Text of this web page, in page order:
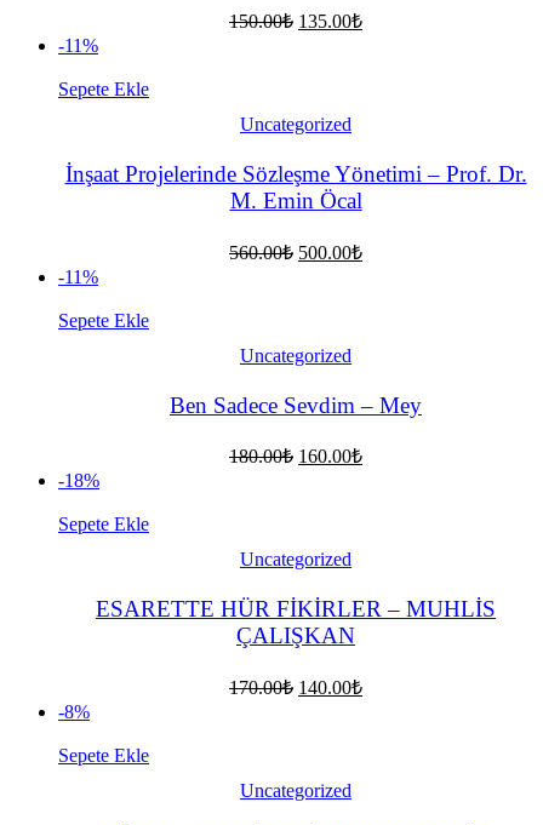
150.00₺ Orijinal
135.00₺Şu
-11%
Sepete Ekle
Uncategorized
İnşaat Projelerinde Sözleşme Yönetimi – Prof. Dr.
M. Emin Öcal
560.00₺ Orijinal
500.00₺Şu
-11%
Sepete Ekle
Uncategorized
Ben Sadece Sevdim – Mey
180.00₺ Orijinal
160.00₺Şu
-18%
Sepete Ekle
Uncategorized
ESARETTE HÜR FİKİRLER – MUHLİS
ÇALIŞKAN
170.00₺ Orijinal
140.00₺Şu
-8%
Sepete Ekle
Uncategorized